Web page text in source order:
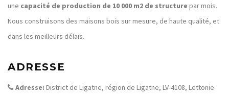
une capacité de production de 10 000 m2 de structure par mois.
Nous construisons des maisons bois sur mesure, de haute qualité, et
dans les meilleurs délais.
ADRESSE
Adresse: District de Ligatne, région de Ligatne, LV-4108, Lettonie